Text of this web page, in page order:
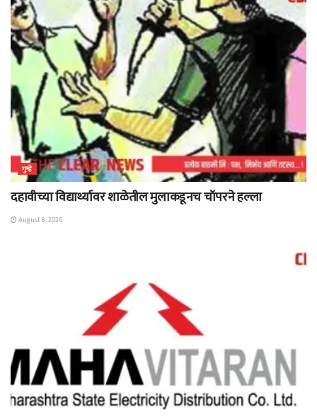
गुन्हे
दहावीच्या विद्यार्थ्यावर शाळेतील मुलाकडूनच चॉपरने हल्ला
August 8, 2026